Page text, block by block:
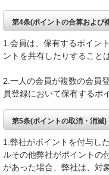
第4条(ポイントの合算および
1.会員は、保有するポイン
ントを共有したりすること
2.一人の会員が複数の会員
員登録において保有するポ
第5条(ポイントの取消・消滅)
1.弊社がポイントを付与し
ルその他弊社がポイントの
があった場合、弊社は、対